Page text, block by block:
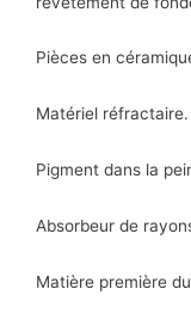
Pièces en
Matériel réfractaire.
Pigment dans la
Absorbeur de
Matière première